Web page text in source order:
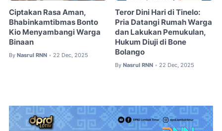
Ciptakan Rasa Aman,
Bhabinkamtibmas Bonto
Kio Menyambangi Warga
Binaan
By Nasrul RNN • 22 Dec, 2025
Teror Dini Hari di Tinelo:
Pria Datangi Rumah Warga
dan Lakukan Pemukulan,
Hukum Diuji di Bone
Bolango
By Nasrul RNN • 22 Dec, 2025